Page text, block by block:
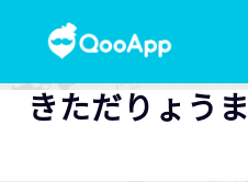
きただりょうま